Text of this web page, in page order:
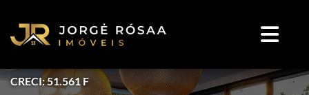
CRECI: 51.561 F